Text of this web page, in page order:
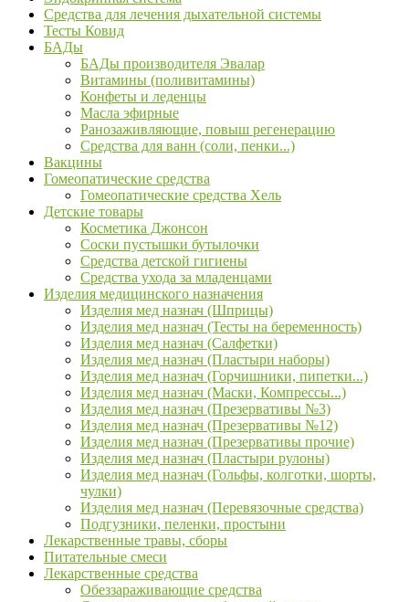
Средства для лечения дыхательной системы
Тесты Ковид
БАДы
БАДы производителя Эвалар
Витамины (поливитамины)
Конфеты и леденцы
Масла эфирные
Ранозаживляющие, повыш регенерацию
Средства для ванн (соли, пенки...)
Вакцины
Гомеопатические средства
Гомеопатические средства Хель
Детские товары
Косметика Джонсон
Соски пустышки бутылочки
Средства детской гигиены
Средства ухода за младенцами
Изделия медицинского назначения
Изделия мед назнач (Шприцы)
Изделия мед назнач (Тесты на беременность)
Изделия мед назнач (Салфетки)
Изделия мед назнач (Пластыри наборы)
Изделия мед назнач (Горчишники, пипетки...)
Изделия мед назнач (Маски, Компрессы...)
Изделия мед назнач (Презервативы №3)
Изделия мед назнач (Презервативы №12)
Изделия мед назнач (Презервативы прочие)
Изделия мед назнач (Пластыри рулоны)
Изделия мед назнач (Гольфы, колготки, шорты,
чулки)
Изделия мед назнач (Перевязочные средства)
Подгузники, пеленки, простыни
Лекарственные травы, сборы
Питательные смеси
Лекарственные средства
Обеззараживающие средства